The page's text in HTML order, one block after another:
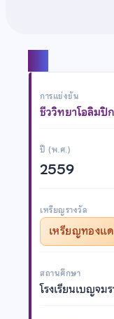
การแข่งขัน
ชีววิทยาโอลิมปิ
ปี (พ.ศ.)
2559
เหรียญรางวัล
เหรียญทองแ
สถานศึกษา
โรงเรียนเบญจม